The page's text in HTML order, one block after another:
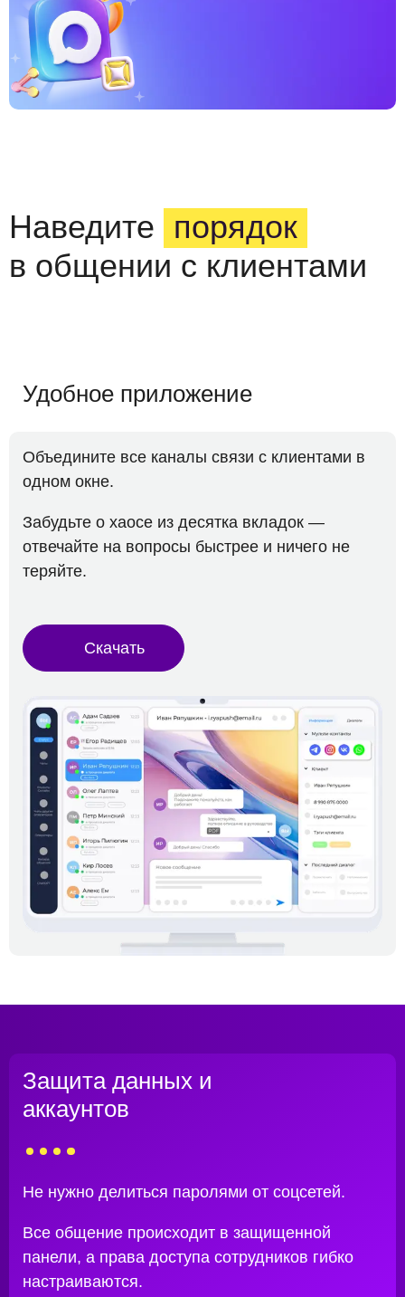
Наведите порядок
в общении с клиентами
Удобное приложение
Объедините все каналы связи с клиентами в
одном окне.
Забудьте о хаосе из десятка вкладок —
отвечайте на вопросы быстрее и ничего не
теряйте.
Скачать
Защита данных и
аккаунтов
Не нужно делиться паролями от соцсетей.
Все общение происходит в защищенной
панели, а права доступа сотрудников гибко
настраиваются.